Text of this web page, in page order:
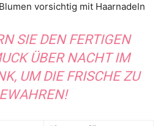
vorsichtig mit Haarnadeln
SIE DEN FERTIGEN
ÜBER NACHT IM
UM DIE FRISCHE ZU